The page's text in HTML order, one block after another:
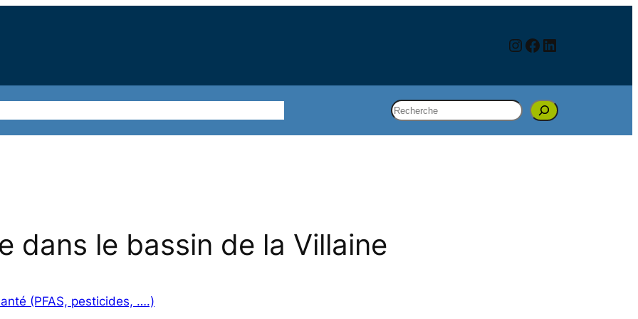
Instagram
Facebook
LinkedIn
Rechercher
dans le bassin de la Villaine
(PFAS, pesticides, ….)